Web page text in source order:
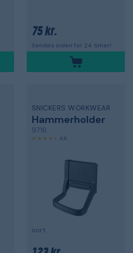
75 kr.
Sendes inden for 24 timer!
SNICKERS WORKWEAR
Hammerholder
9716
4,8
sort